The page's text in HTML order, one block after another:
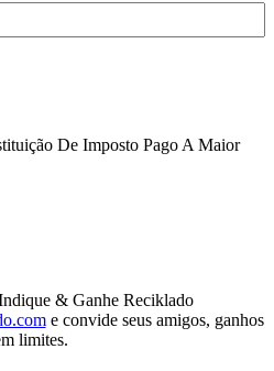
De Imposto Pago A Maior
& Ganhe Reciklado
e convide seus amigos, ganhos
limites.